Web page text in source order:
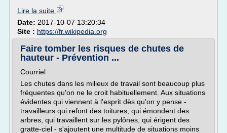
Lire la suite
Date: 2017-10-07 13:20:34
Site : https://fr.wikipedia.org
Faire tomber les risques de chutes de
hauteur - Prévention ...
Courriel
Les chutes dans les milieux de travail sont beaucoup plus
fréquentes qu'on ne le croit habituellement. Aux situations
évidentes qui viennent à l'esprit dès qu'on y pense -
travailleurs qui refont des toitures, qui émondent des
arbres, qui travaillent sur les pylônes, qui érigent des
gratte-ciel - s'ajoutent une multitude de situations moins